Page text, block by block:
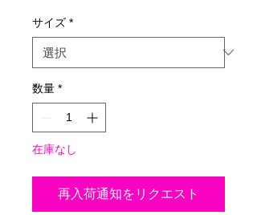
サイズ *
数量 *
在庫なし
再入荷通知をリクエスト